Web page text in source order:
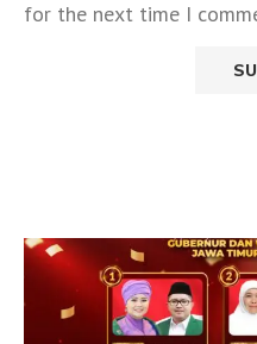
for the next time I